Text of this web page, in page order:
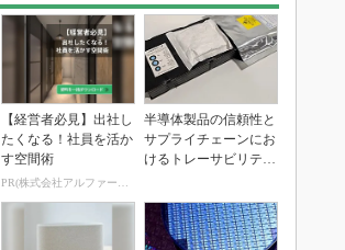
【経営者必見】出社し
たくなる！社員を活か
す空間術
PR(株式会社アルファーテクノ)
半導体製品の信頼性と
サプライチェーンにお
けるトレーサビリティ